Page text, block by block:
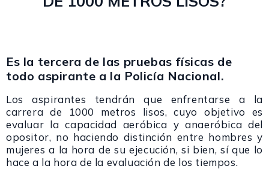
Es la tercera de las pruebas físicas de
todo aspirante a la Policía Nacional.
Los aspirantes tendrán que enfrentarse a la
carrera de 1000 metros lisos, cuyo objetivo es
evaluar la capacidad aeróbica y anaeróbica del
opositor, no haciendo distinción entre hombres y
mujeres a la hora de su ejecución, si bien, sí que lo
hace a la hora de la evaluación de los tiempos.